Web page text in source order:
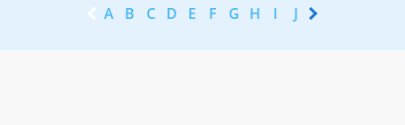
A B C D E F G H I J K